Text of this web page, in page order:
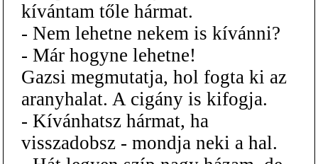
kívántam tőle hármat.
- Nem lehetne nekem is kívánni?
- Már hogyne lehetne!
Gazsi megmutatja, hol fogta ki az
aranyhalat. A cigány is kifogja.
- Kívánhatsz hármat, ha
visszadobsz - mondja neki a hal.